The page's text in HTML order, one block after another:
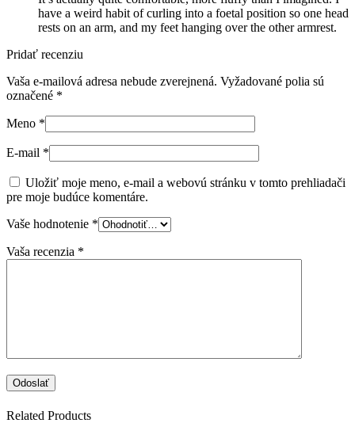
have a weird habit of curling into a foetal position so one head
rests on an arm, and my feet hanging over the other armrest.
Pridať recenziu
Vaša e-mailová adresa nebude zverejnená. Vyžadované polia sú
označené *
Meno *
E-mail *
Uložiť moje meno, e-mail a webovú stránku v tomto prehliadači
pre moje budúce komentáre.
Vaše hodnotenie *
Vaša recenzia *
Related Products